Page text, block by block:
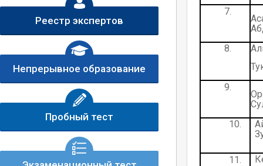
Реестр экспертов
Непрерывное образование
Пробный тест
7.
8.
9.
10.
11.